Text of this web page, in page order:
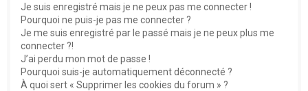
Je suis enregistré mais je ne peux pas me connecter !
Pourquoi ne puis-je pas me connecter ?
Je me suis enregistré par le passé mais je ne peux plus me
connecter ?!
J’ai perdu mon mot de passe !
Pourquoi suis-je automatiquement déconnecté ?
À quoi sert « Supprimer les cookies du forum » ?